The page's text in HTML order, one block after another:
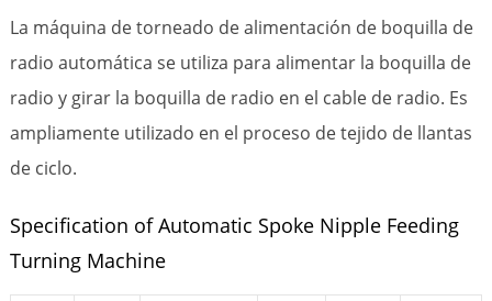
La máquina de torneado de alimentación de boquilla de
radio automática se utiliza para alimentar la boquilla de
radio y girar la boquilla de radio en el cable de radio. Es
ampliamente utilizado en el proceso de tejido de llantas
de ciclo.
Specification of Automatic Spoke Nipple Feeding
Turning Machine